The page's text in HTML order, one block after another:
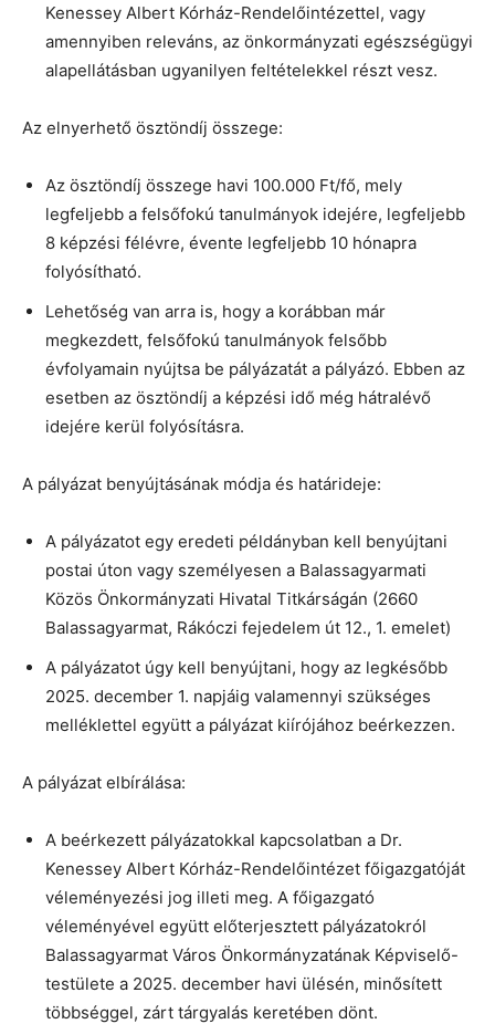
Kenessey Albert Kórház-Rendelőintézettel, vagy
amennyiben releváns, az önkormányzati egészségügyi
alapellátásban ugyanilyen feltételekkel részt vesz.
Az elnyerhető ösztöndíj összege:
Az ösztöndíj összege havi 100.000 Ft/fő, mely
legfeljebb a felsőfokú tanulmányok idejére, legfeljebb
8 képzési félévre, évente legfeljebb 10 hónapra
folyósítható.
Lehetőség van arra is, hogy a korábban már
megkezdett, felsőfokú tanulmányok felsőbb
évfolyamain nyújtsa be pályázatát a pályázó. Ebben az
esetben az ösztöndíj a képzési idő még hátralévő
idejére kerül folyósításra.
A pályázat benyújtásának módja és határideje:
A pályázatot egy eredeti példányban kell benyújtani
postai úton vagy személyesen a Balassagyarmati
Közös Önkormányzati Hivatal Titkárságán (2660
Balassagyarmat, Rákóczi fejedelem út 12., 1. emelet)
A pályázatot úgy kell benyújtani, hogy az legkésőbb
2025. december 1. napjáig valamennyi szükséges
melléklettel együtt a pályázat kiírójához beérkezzen.
A pályázat elbírálása:
A beérkezett pályázatokkal kapcsolatban a Dr.
Kenessey Albert Kórház-Rendelőintézet főigazgatóját
véleményezési jog illeti meg. A főigazgató
véleményével együtt előterjesztett pályázatokról
Balassagyarmat Város Önkormányzatának Képviselő-
testülete a 2025. december havi ülésén, minősített
többséggel, zárt tárgyalás keretében dönt.